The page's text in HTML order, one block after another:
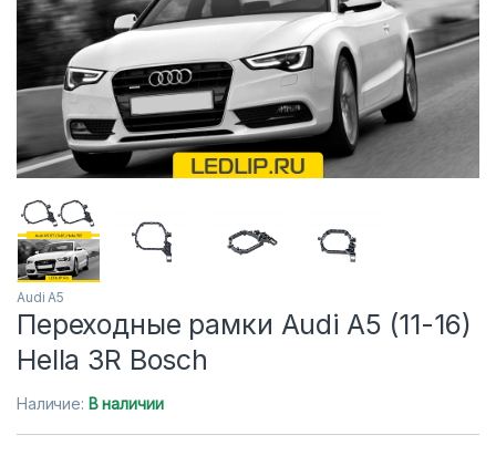
Audi A5
Переходные рамки Audi A5 (11-16)
Hella 3R Bosch
Наличие: В наличии